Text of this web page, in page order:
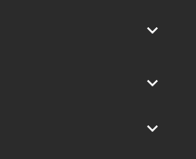


